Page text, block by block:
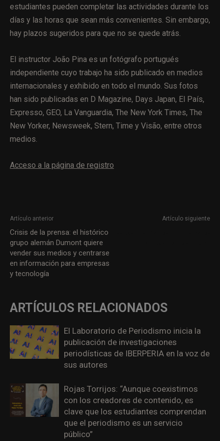
estudiantes pueden completar las actividades durante los
días y las horas que sean más convenientes. Sin embargo,
hay plazos sugeridos para que no se quede atrás.
El instructor João Pina es un fotógrafo portugués
independiente cuyo trabajo ha sido publicado en medios
internacionales y exhibido en todo el mundo. Sus fotos
han sido publicadas en D Magazine, Days Japan, El País,
Expresso, GEO, La Vanguardia, The New York Times, The
New Yorker, Newsweek, Stern, Time y Visão, entre otros
medios.
Acceso a la página de registro
Artículo anterior
Crisis de la prensa: el histórico
grupo alemán Dumont quiere
vender sus medios y centrarse
en información para empresas
y tecnología
Artículo siguiente
ARTÍCULOS RELACIONADOS
El Laboratorio de Periodismo inicia la
publicación de investigaciones
periodísticas de IBERPERIA en la voz de
sus autores
Rojas Torrijos: “Aunque coexistimos
con los creadores de contenido, es
clave que los estudiantes comprendan
que el periodismo es un servicio
público”